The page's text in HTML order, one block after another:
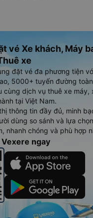
vé Xe khách, Máy
xe
đặt vé đa phương tiện
5000+ tuyến đường
cùng dịch vụ thuê xe máy,
tại Việt Nam.
thông tin đầy đủ, minh
dùng so sánh và lựa
nhanh chóng và phù hợp
ngay